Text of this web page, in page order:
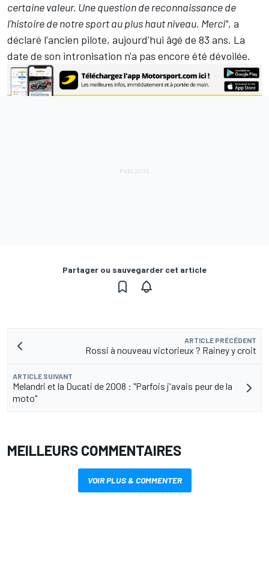
certaine valeur. Une question de reconnaissance de
l'histoire de notre sport au plus haut niveau. Merci", a
déclaré l'ancien pilote, aujourd'hui âgé de 83 ans. La
date de son intronisation n'a pas encore été dévoilée.
Partager ou sauvegarder cet article
ARTICLE PRÉCÉDENT
Rossi à nouveau victorieux ? Rainey y croit
ARTICLE SUIVANT
Melandri et la Ducati de 2008 : "Parfois j'avais peur de la
moto"
MEILLEURS COMMENTAIRES
VOIR PLUS & COMMENTER